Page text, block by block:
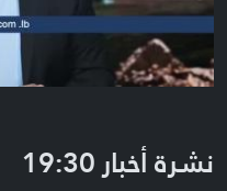
نشرة أخبار 19:30